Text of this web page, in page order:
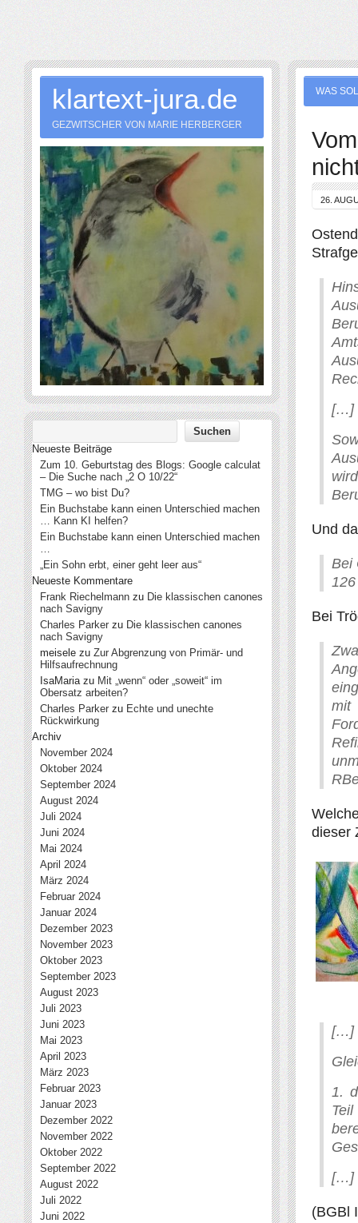
WAS
26.
[…]
Und
Bei
Bei
dieser
[…]
1.
[…]
(BGBl
klartext-jura.de
GEZWITSCHER VON MARIE HERBERGER
Neueste Beiträge
Zum 10. Geburtstag des Blogs: Google calculat
– Die Suche nach „2 O 10/22“
TMG – wo bist Du?
Ein Buchstabe kann einen Unterschied machen
… Kann KI helfen?
Ein Buchstabe kann einen Unterschied machen
…
„Ein Sohn erbt, einer geht leer aus“
Neueste Kommentare
Frank Riechelmann zu Die klassischen canones
nach Savigny
Charles Parker zu Die klassischen canones
nach Savigny
meisele zu Zur Abgrenzung von Primär- und
Hilfsaufrechnung
IsaMariazu Mit „wenn“ oder „soweit“ im
Obersatz arbeiten?
Charles Parker zu Echte und unechte
Rückwirkung
Archiv
November 2024
Oktober 2024
September 2024
August 2024
Juli 2024
Juni 2024
Mai 2024
April 2024
März 2024
Februar 2024
Januar 2024
Dezember 2023
November 2023
Oktober 2023
September 2023
August 2023
Juli 2023
Juni 2023
Mai 2023
April 2023
März 2023
Februar 2023
Januar 2023
Dezember 2022
November 2022
Oktober 2022
September 2022
August 2022
Juli 2022
Juni 2022